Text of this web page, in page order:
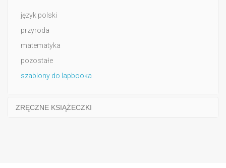
język polski
przyroda
matematyka
pozostałe
szablony do lapbooka
ZRĘCZNE KSIĄŻECZKI